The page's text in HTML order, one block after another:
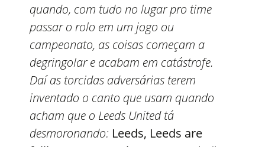
quando, com tudo no lugar pro time
passar o rolo em um jogo ou
campeonato, as coisas começam a
degringolar e acabam em catástrofe.
Daí as torcidas adversárias terem
inventado o canto que usam quando
acham que o Leeds United tá
desmoronando: Leeds, Leeds are